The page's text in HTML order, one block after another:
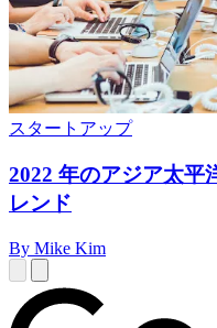
スタートアップ
2022 年のアジア太平
レンド
By Mike Kim